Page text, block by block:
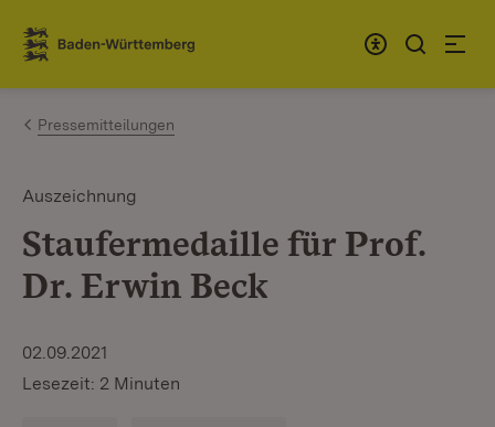
Zum Inhalt springen
Link zur Startseite
Pressemitteilungen
Auszeichnung
Staufermedaille für Prof.
Dr. Erwin Beck
02.09.2021
Lesezeit: 2 Minuten